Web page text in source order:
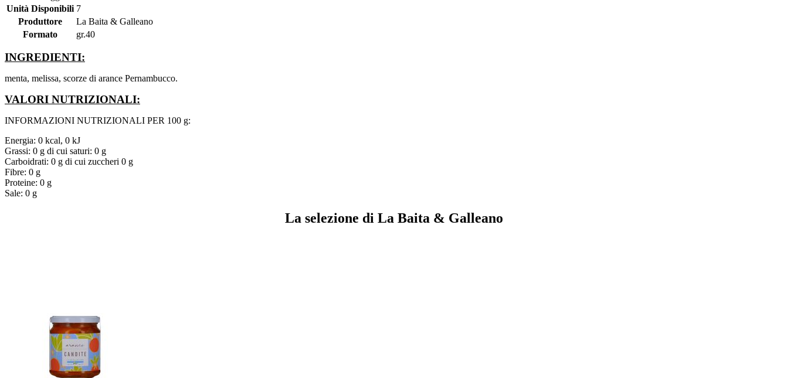
Unità Disponibili 7
Produttore
La Baita & Galleano
Formato
gr.40
INGREDIENTI:
menta, melissa, scorze di arance Pernambucco.
VALORI NUTRIZIONALI:
INFORMAZIONI NUTRIZIONALI PER 100 g:
Energia: 0 kcal, 0 kJ
Grassi: 0 g di cui saturi: 0 g
Carboidrati: 0 g di cui zuccheri 0 g
Fibre: 0 g
Proteine: 0 g
Sale: 0 g
La selezione di La Baita & Galleano